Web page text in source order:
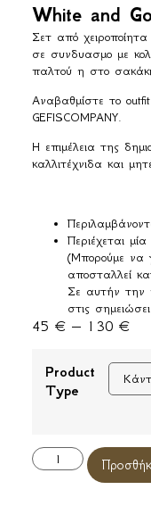
White and
Σετ από
σε συνδυασμο με
παλτού η στο
Αναβαθμίστε το
GEFISCOMPANY.
Η επιμέλεια της
καλλιτέχνιδα και
Περιέχεται
(Μπορούμε να
αποσταλλεί
Σε αυτήν την
στις
45 € – 130 €
Product
Type